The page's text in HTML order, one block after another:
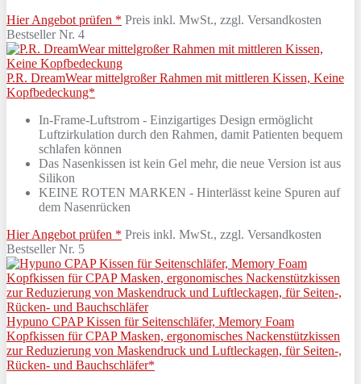
Hier Angebot prüfen * Preis inkl. MwSt., zzgl. Versandkosten
Bestseller Nr. 4
P.R. DreamWear mittelgroßer Rahmen mit mittleren Kissen, Keine
Kopfbedeckung*
In-Frame-Luftstrom - Einzigartiges Design ermöglicht
Luftzirkulation durch den Rahmen, damit Patienten bequem
schlafen können
Das Nasenkissen ist kein Gel mehr, die neue Version ist aus
Silikon
KEINE ROTEN MARKEN - Hinterlässt keine Spuren auf
dem Nasenrücken
Hier Angebot prüfen * Preis inkl. MwSt., zzgl. Versandkosten
Bestseller Nr. 5
Hypuno CPAP Kissen für Seitenschläfer, Memory Foam
Kopfkissen für CPAP Masken, ergonomisches Nackenstützkissen
zur Reduzierung von Maskendruck und Luftleckagen, für Seiten-,
Rücken- und Bauchschläfer*